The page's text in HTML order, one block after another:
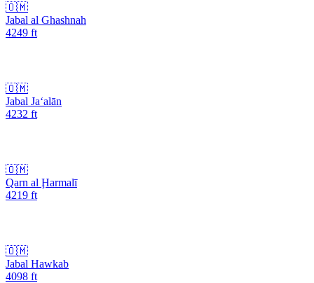
🇴🇲
Jabal al Ghashnah
4249 ft
🇴🇲
Jabal Ja‘alān
4232 ft
🇴🇲
Qarn al Ḩarmalī
4219 ft
🇴🇲
Jabal Hawkab
4098 ft